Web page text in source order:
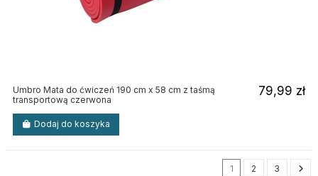
Umbro Mata do ćwiczeń 190 cm x 58 cm z taśmą
transportową czerwona
79,99 zł
Dodaj do koszyka
1 2 3